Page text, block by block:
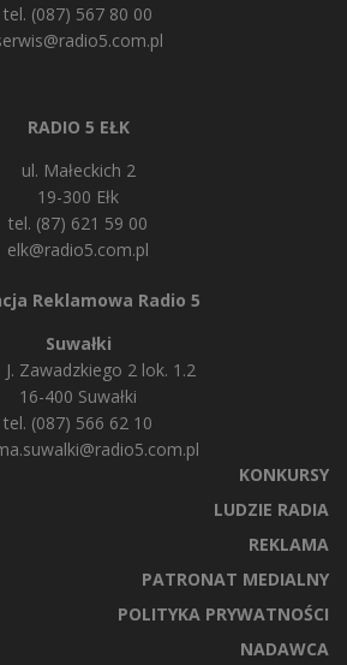
tel. (087) 567 80 00
RADIO 5 EŁK
ul. Małeckich 2
19-300 Ełk
tel. (87) 621 59 00
elk@radio5.com.pl
Reklamowa Radio 5
Suwałki
J. Zawadzkiego 2 lok. 1.2
16-400 Suwałki
tel. (087) 566 62 10
KONKURSY
LUDZIE RADIA
REKLAMA
PATRONAT MEDIALNY
POLITYKA PRYWATNOŚCI
NADAWCA